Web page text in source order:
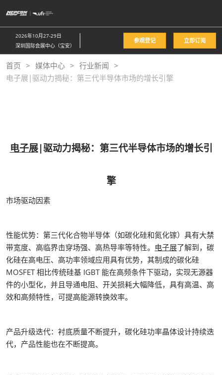
接
跳
至
内
容
2026年10月27-29日
深圳国际会展中心（宝安）
参观登记 立即订阅
首页 媒体中心
行业新闻
电子展|驱动力揭秘：第三代半导体市场的增长引擎
电子展|驱动力揭秘：第三代半导体市场的增长引
擎
市场驱动因素
性能优势：第三代化合物半导体（如碳化硅和氮化镓）具有大禁
带宽度、高临界击穿场强、高热导率等特性。 电子展了解到，碳
化硅在高电压、高功率领域应用具有优势，其制成的碳化硅
MOSFET 相比传统硅基 IGBT 能在高频条件下驱动，实现无源器
件的小型化，并且导通电阻、开关损耗大幅降低，具有高温、高
效和高频特性，可提高能源转换效率。
产品升级迭代：衬底质量不断提升，碳化硅功率晶体设计持续迭
代，产品性能也在不断提高。